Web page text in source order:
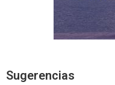
Sugerencias